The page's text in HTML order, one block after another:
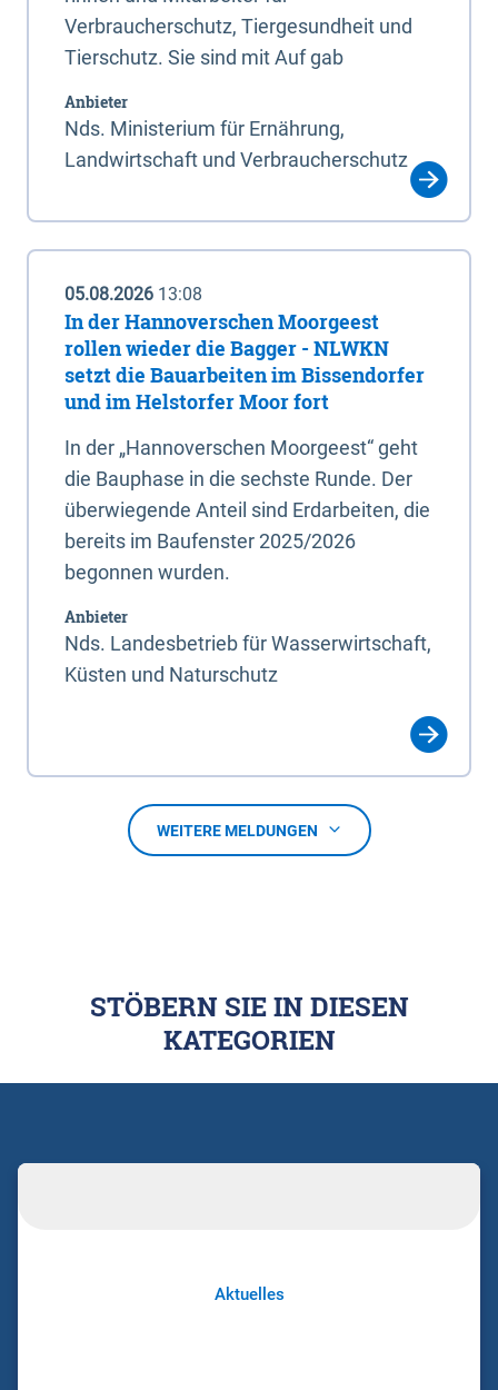
Verbraucherschutz, Tiergesundheit und
Tierschutz. Sie sind mit Auf gab
Anbieter
Nds. Ministerium für Ernährung,
Landwirtschaft und Verbraucherschutz
05.08.2026 13:08
In der Hannoverschen Moorgeest
rollen wieder die Bagger - NLWKN
setzt die Bauarbeiten im Bissendorfer
und im Helstorfer Moor fort
In der „Hannoverschen Moorgeest“ geht
die Bauphase in die sechste Runde. Der
überwiegende Anteil sind Erdarbeiten, die
bereits im Baufenster 2025/2026
begonnen wurden.
Anbieter
Nds. Landesbetrieb für Wasserwirtschaft,
Küsten und Naturschutz
WEITERE MELDUNGEN
STÖBERN SIE IN DIESEN
KATEGORIEN
Aktuelles